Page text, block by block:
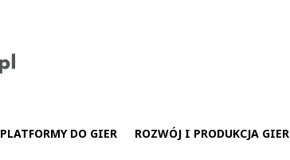
PLATFORMY DO GIER ROZWÓJ I PRODUKCJA GIER